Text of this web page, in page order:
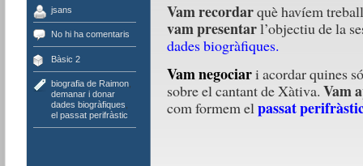
jsans
No hi ha comentaris
Bàsic 2
biografia de Raimon,
demanar i donar
dades biogràfiques
el passat perifràstic
Vam recordarquè havíem
vam presentarl’objectiu de la
dades biogràfiques.
Vam negociari acordar quines
sobre el cantant de Xàtiva. Vam
com formem elpassat